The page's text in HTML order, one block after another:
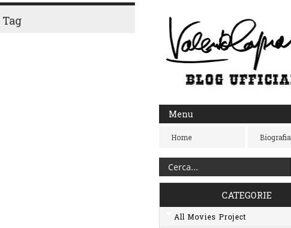
Tag
Menu
Home Biografia
CATEGORIE
All Movies Project